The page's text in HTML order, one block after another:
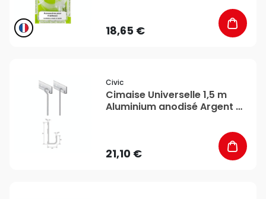
18,65 €
Civic
Cimaise Universelle 1,5 m
Aluminium anodisé Argent -
21,10 €